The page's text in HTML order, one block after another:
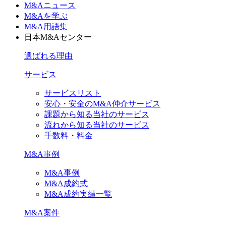
M&Aニュース
M&Aを学ぶ
M&A用語集
日本M&Aセンター
選ばれる理由
サービス
サービスリスト
安心・安全のM&A仲介サービス
課題から知る当社のサービス
流れから知る当社のサービス
手数料・料金
M&A事例
M&A事例
M&A成約式
M&A成約実績一覧
M&A案件